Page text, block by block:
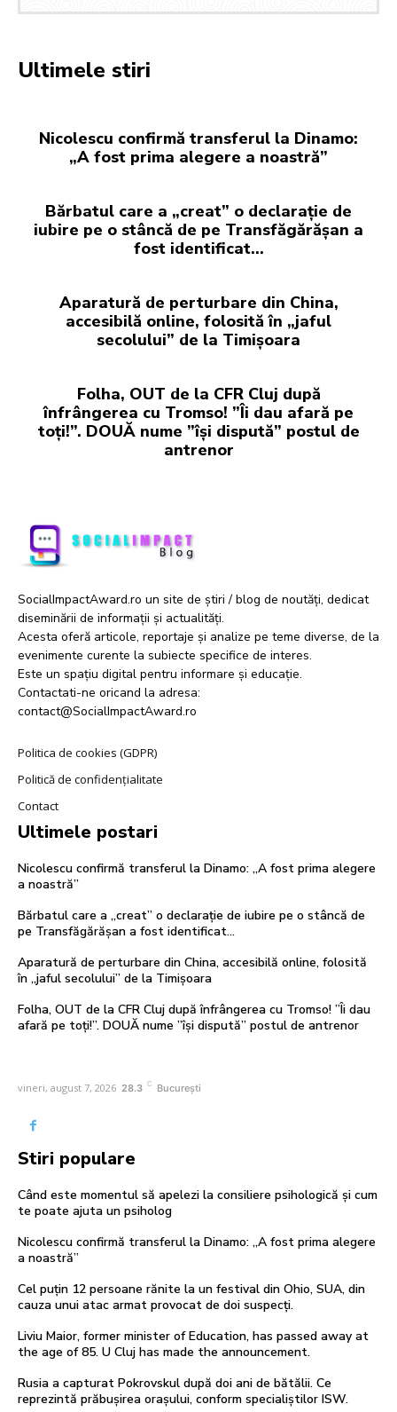
Ultimele stiri
Nicolescu confirmă transferul la Dinamo:
„A fost prima alegere a noastră”
Bărbatul care a „creat” o declarație de
iubire pe o stâncă de pe Transfăgărășan a
fost identificat…
Aparatură de perturbare din China,
accesibilă online, folosită în „jaful
secolului” de la Timișoara
Folha, OUT de la CFR Cluj după
înfrângerea cu Tromso! ”Îi dau afară pe
toți!”. DOUĂ nume ”își dispută” postul de
antrenor
SocialImpactAward.ro un site de știri / blog de noutăți, dedicat
diseminării de informații și actualități.
Acesta oferă articole, reportaje și analize pe teme diverse, de la
evenimente curente la subiecte specifice de interes.
Este un spațiu digital pentru informare și educație.
Contactati-ne oricand la adresa:
contact@SocialImpactAward.ro
Politica de cookies (GDPR)
Politică de confidențialitate
Contact
Ultimele postari
Nicolescu confirmă transferul la Dinamo: „A fost prima alegere
a noastră”
Bărbatul care a „creat” o declarație de iubire pe o stâncă de
pe Transfăgărășan a fost identificat…
Aparatură de perturbare din China, accesibilă online, folosită
în „jaful secolului” de la Timișoara
Folha, OUT de la CFR Cluj după înfrângerea cu Tromso! ”Îi dau
afară pe toți!”. DOUĂ nume ”își dispută” postul de antrenor
vineri, august 7, 2026 28.3 C București
Stiri populare
Când este momentul să apelezi la consiliere psihologică și cum
te poate ajuta un psiholog
Nicolescu confirmă transferul la Dinamo: „A fost prima alegere
a noastră”
Cel puțin 12 persoane rănite la un festival din Ohio, SUA, din
cauza unui atac armat provocat de doi suspecți.
Liviu Maior, former minister of Education, has passed away at
the age of 85. U Cluj has made the announcement.
Rusia a capturat Pokrovskul după doi ani de bătălii. Ce
reprezintă prăbușirea orașului, conform specialiștilor ISW.